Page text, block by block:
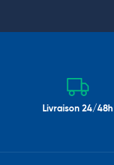
Livraison 24/48h